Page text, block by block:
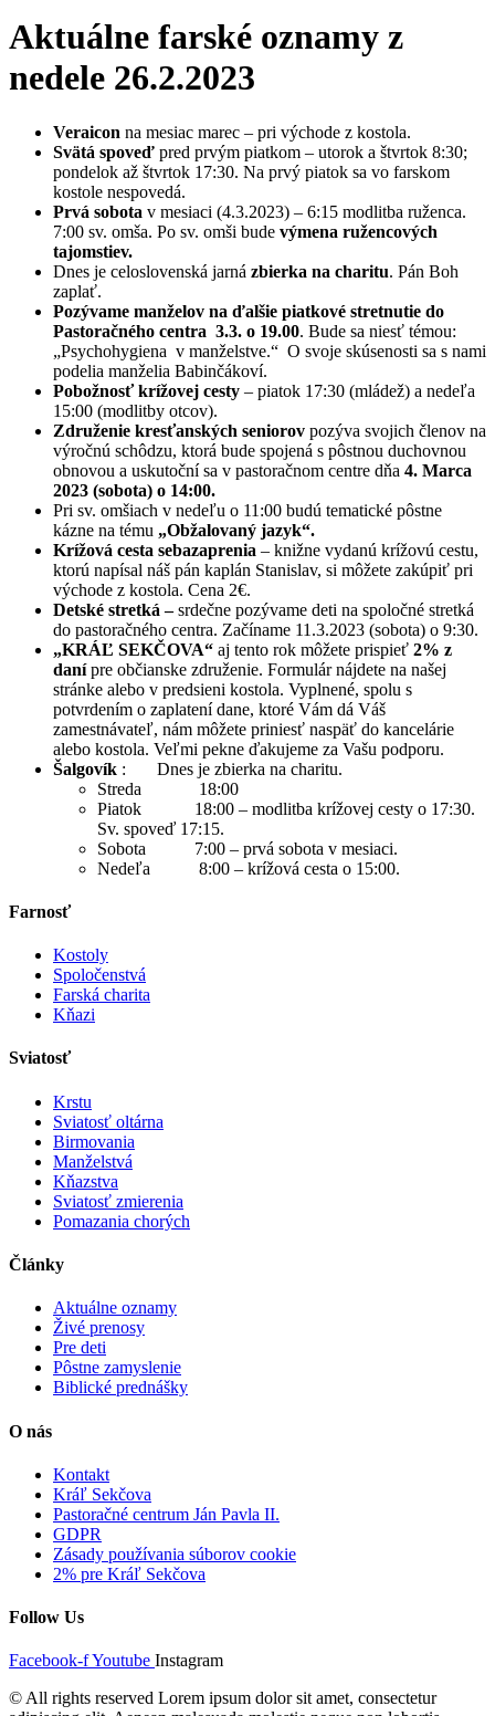
Aktuálne farské oznamy z
nedele 26.2.2023
Veraicon na mesiac marec – pri východe z kostola.
Svätá spoveď pred prvým piatkom – utorok a štvrtok 8:30;
pondelok až štvrtok 17:30. Na prvý piatok sa vo farskom
kostole nespovedá.
Prvá sobota v mesiaci (4.3.2023) – 6:15 modlitba ruženca.
7:00 sv. omša. Po sv. omši bude výmena ružencových
tajomstiev.
Dnes je celoslovenská jarná zbierka na charitu. Pán Boh
zaplať.
Pozývame manželov na ďalšie piatkové stretnutie do
Pastoračného centra 3.3. o 19.00. Bude sa niesť témou:
„Psychohygiena v manželstve.“ O svoje skúsenosti sa s nami
podelia manželia Babinčákoví.
Pobožnosť krížovej cesty – piatok 17:30 (mládež) a nedeľa
15:00 (modlitby otcov).
Združenie kresťanských seniorov pozýva svojich členov na
výročnú schôdzu, ktorá bude spojená s pôstnou duchovnou
obnovou a uskutoční sa v pastoračnom centre dňa 4. Marca
2023 (sobota) o 14:00.
Pri sv. omšiach v nedeľu o 11:00 budú tematické pôstne
kázne na tému „Obžalovaný jazyk“.
Krížová cesta sebazaprenia – knižne vydanú krížovú cestu,
ktorú napísal náš pán kaplán Stanislav, si môžete zakúpiť pri
východe z kostola. Cena 2€.
Detské stretká –srdečne pozývame deti na spoločné stretká
do pastoračného centra. Začíname 11.3.2023 (sobota) o 9:30.
„KRÁĽ SEKČOVA“ aj tento rok môžete prispieť 2% z
danípre občianske združenie. Formulár nájdete na našej
stránke alebo v predsieni kostola. Vyplnené, spolu s
potvrdením o zaplatení dane, ktoré Vám dá Váš
zamestnávateľ, nám môžete priniesť naspäť do kancelárie
alebo kostola. Veľmi pekne ďakujeme za Vašu podporu.
Šalgovík : Dnes je zbierka na charitu.
Streda 18:00
Piatok 18:00 – modlitba krížovej cesty o 17:30.
Sv. spoveď 17:15.
Sobota 7:00 – prvá sobota v mesiaci.
Nedeľa 8:00 – krížová cesta o 15:00.
Farnosť
Kostoly
Spoločenstvá
Farská charita
Kňazi
Sviatosť
Krstu
Sviatosť oltárna
Birmovania
Manželstvá
Kňazstva
Sviatosť zmierenia
Pomazania chorých
Články
Aktuálne oznamy
Živé prenosy
Pre deti
Pôstne zamyslenie
Biblické prednášky
O nás
Kontakt
Kráľ Sekčova
Pastoračné centrum Ján Pavla II.
GDPR
Zásady používania súborov cookie
2% pre Kráľ Sekčova
Follow Us
Facebook-fYoutube Instagram
© All rights reserved Lorem ipsum dolor sit amet, consectetur